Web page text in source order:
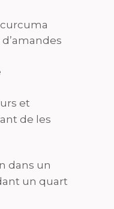
et
de les
dans un
un quart